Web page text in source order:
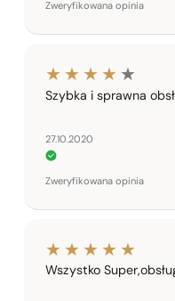
Zweryfikowana opinia
Szybka i sprawna
27.10.2020
Zweryfikowana opinia
Wszystko